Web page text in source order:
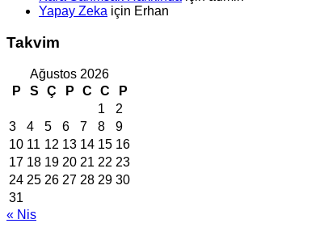
Yapay Zeka için Erhan
Takvim
Ağustos 2026
P
S Ç P C C
P
1
2
3
4 5 6 7 8
9
10 11 12 13 14 15 16
17 18 19 20 21 22 23
24 25 26 27 28 29 30
31
« Nis